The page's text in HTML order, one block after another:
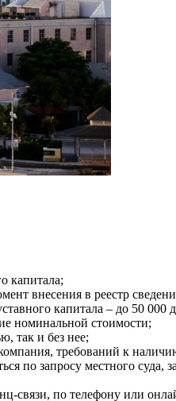
капитала;
внесения в реестр
капитала – до 50 000
номинальной стоимости;
так и без нее;
требований к
по запросу местного
связи, по телефону или